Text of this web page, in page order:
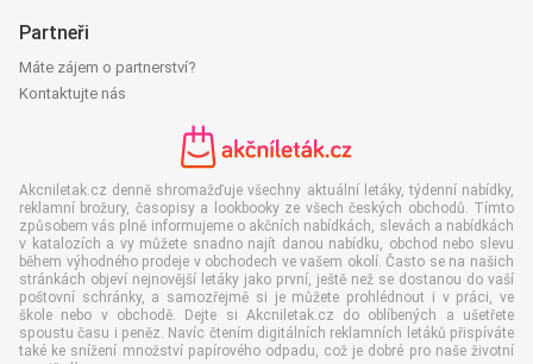
Partneři
Máte zájem o partnerství?
Kontaktujte nás
Akcniletak.cz denně shromažďuje všechny aktuální letáky, týdenní nabídky,
reklamní brožury, časopisy a lookbooky ze všech českých obchodů. Tímto
způsobem vás plně informujeme o akčních nabídkách, slevách a nabídkách
v katalozích a vy můžete snadno najít danou nabídku, obchod nebo slevu
během výhodného prodeje v obchodech ve vašem okolí. Často se na našich
stránkách objeví nejnovější letáky jako první, ještě než se dostanou do vaší
poštovní schránky, a samozřejmě si je můžete prohlédnout i v práci, ve
škole nebo v obchodě. Dejte si Akcniletak.cz do oblíbených a ušetřete
spoustu času i peněz. Navíc čtením digitálních reklamních letáků přispíváte
také ke snížení množství papírového odpadu, což je dobré pro naše životní